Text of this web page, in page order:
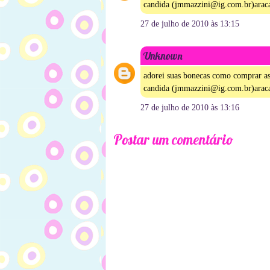
candida
27 de julho de 2010 às 13:15
Unknown
adorei suas bonecas como comprar
candida
27 de julho de 2010 às 13:16
Postar um comentário